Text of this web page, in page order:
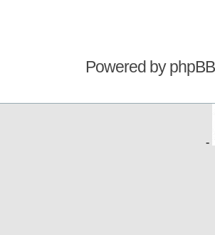
Powered byphpBB
-